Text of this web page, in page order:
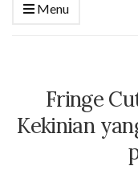
Menu
Fringe
Kekinian